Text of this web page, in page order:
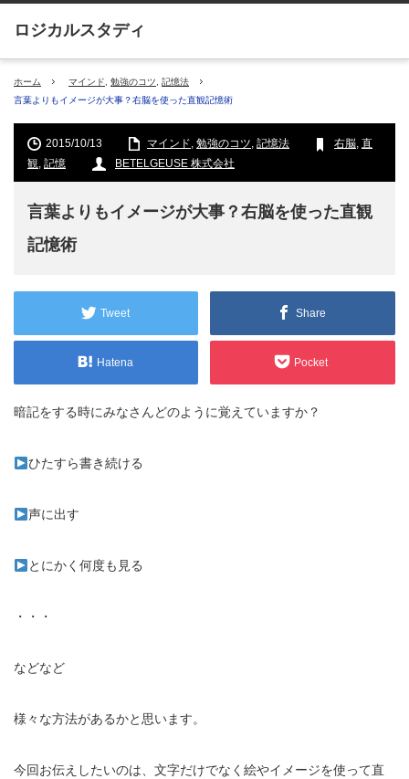
ホーム マインド 勉強のコツ
記憶法
言葉よりもイメージが大事？右脳を使った直観記憶術
2015/10/13 マインド, 勉強のコツ, 記憶法 右脳, 直
観, 記憶 BETELGEUSE 株式会社
言葉よりもイメージが大事？右脳を使った直観
記憶術
Tweet Share
Hatena Pocket
暗記をする時にみなさんどのように覚えていますか？
ひたすら書き続ける
声に出す
とにかく何度も見る
・・・
などなど
様々な方法があるかと思います。
今回お伝えしたいのは、文字だけでなく絵やイメージを使って直